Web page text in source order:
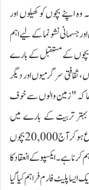
اپنے بچوں کو کھیلوں اور
جسمانی نشونما کے لیے اہم
بچوں کے مستقبل کے بارے
ثقافتی سرگرمیوں اور دیگر
کہ "زمین والوں سے خوف
تربیت کے بارے میں
سوچیں۔” انہوں نے ایک اسکول کا ذکر کیا جو 40 بچوں سے شروع ہو کر آج 20,000 بچوں
کرنا ہے۔ ایکسپو کے انعقاد کا
پلیٹ فارم فراہم کیا گیا